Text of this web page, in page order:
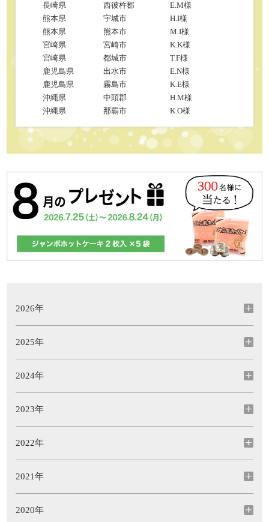
長崎県
西彼杵郡
E.M様
熊本県
宇城市
H.I様
熊本県
熊本市
M.I様
宮崎県
宮崎市
K.K様
宮崎県
都城市
T.F様
鹿児島県
出水市
E.N様
鹿児島県
霧島市
K.E様
沖縄県
中頭郡
H.M様
沖縄県
那覇市 K.O様
2026年
2025年
2024年
2023年
2022年
2021年
2020年